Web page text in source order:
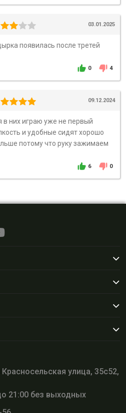
03.01.2025
появилась после третей
0 4
09.12.2024
в них играю уже не первый
и удобные сидят хорошо
потому что руку зажимаем
6 0
улица, 35с52,
21:00 без выходных